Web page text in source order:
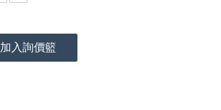
加入詢價籃